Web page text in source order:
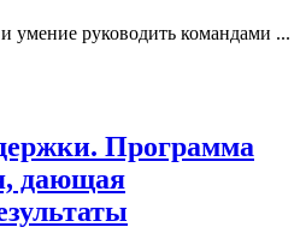
руководить командами ...
Программа
дающая